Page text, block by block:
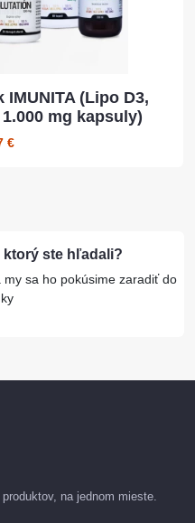
(Lipo D3,
mg kapsuly)
€
ktorý ste hľadali?
sa ho pokúsime zaradiť do
na jednom mieste.